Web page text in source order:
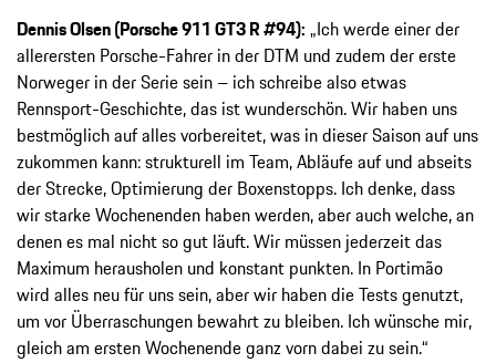
Dennis Olsen (Porsche 911 GT3 R #94): „Ich werde einer der
allerersten Porsche-Fahrer in der DTM und zudem der erste
Norweger in der Serie sein – ich schreibe also etwas
Rennsport-Geschichte, das ist wunderschön. Wir haben uns
bestmöglich auf alles vorbereitet, was in dieser Saison auf uns
zukommen kann: strukturell im Team, Abläufe auf und abseits
der Strecke, Optimierung der Boxenstopps. Ich denke, dass
wir starke Wochenenden haben werden, aber auch welche, an
denen es mal nicht so gut läuft. Wir müssen jederzeit das
Maximum herausholen und konstant punkten. In Portimão
wird alles neu für uns sein, aber wir haben die Tests genutzt,
um vor Überraschungen bewahrt zu bleiben. Ich wünsche mir,
gleich am ersten Wochenende ganz vorn dabei zu sein.“